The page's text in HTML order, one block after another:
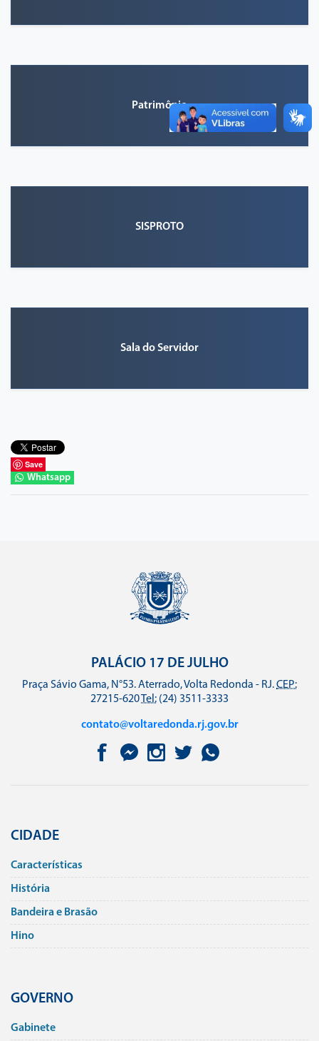
Patrimônio
SISPROTO
Sala do Servidor
Save
Whatsapp
PALÁCIO 17 DE JULHO
Praça Sávio Gama, N°53. Aterrado, Volta Redonda - RJ.CEP:
27215-620Tel: (24) 3511-3333
contato@voltaredonda.rj.gov.br
CIDADE
Caracterí­sticas
História
Bandeira e Brasão
Hino
GOVERNO
Gabinete